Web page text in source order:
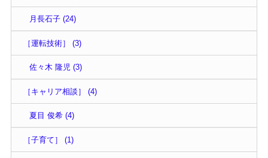
月長石子 (24)
［運転技術］ (3)
佐々木 隆児 (3)
［キャリア相談］ (4)
夏目 俊希 (4)
［子育て］ (1)